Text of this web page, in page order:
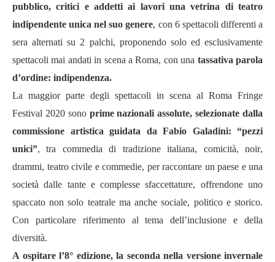
pubblico, critici e addetti ai lavori una vetrina di teatro
indipendente unica nel suo genere, con 6 spettacoli differenti a
sera alternati su 2 palchi, proponendo solo ed esclusivamente
spettacoli mai andati in scena a Roma, con una tassativa parola
d’ordine: indipendenza.
La maggior parte degli spettacoli in scena al Roma Fringe
Festival 2020 sono prime nazionali assolute, selezionate dalla
commissione artistica guidata da Fabio Galadini: “pezzi
unici”, tra commedia di tradizione italiana, comicità, noir,
drammi, teatro civile e commedie, per raccontare un paese e una
societàdalle tante e complesse sfaccettature, offrendone uno
spaccato non solo teatrale ma anche sociale, politico e storico.
Con particolare riferimento al tema dell’inclusione e della
diversità.
A ospitare l’8° edizione, la seconda nella versione invernale